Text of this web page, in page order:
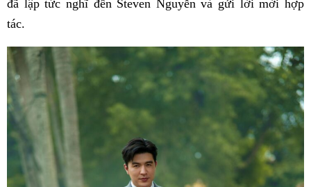
đã lập tức nghĩ đến Steven Nguyễn và gửi lời mời hợp
tác.